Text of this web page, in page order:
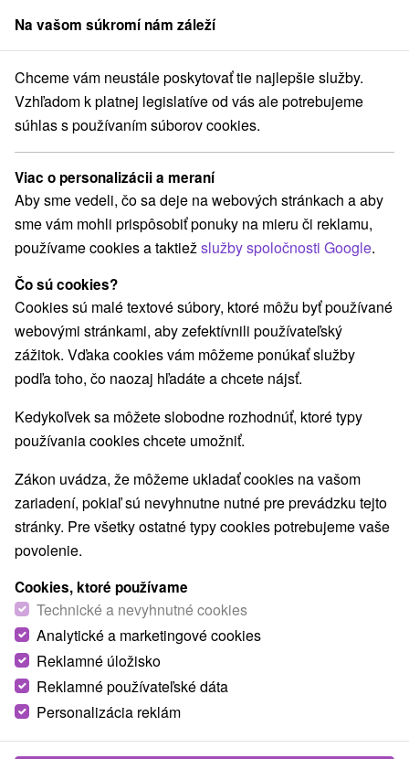
člen skupinySorger
Apartmány Stredné Slovensko Žilinský kraj Kvačany
Apartmány v Kvačanoch
Kategórie
Všetky kategórie
Apartmány(2) Chaty na prenájom(2)
Drevenice(3) Penzióny(1) Priváty(1)
Vyberte lokalitu alebo termín
VŠETKY NAJLACNEJŠIE NAJDRAHŠIE
Apartmán za Hostincom Kvačany
Na vašom súkromí nám záleží
Chceme vám neustále poskytovať tie najlepšie služby.
Vzhľadom k platnej legislatíve od vás ale potrebujeme
súhlas s používaním súborov cookies.
Viac o personalizácii a meraní
Aby sme vedeli, čo sa deje na webových stránkach a aby
sme vám mohli prispôsobiť ponuky na mieru či reklamu,
používame cookies a taktiežslužby spoločnosti Google.
Čo sú cookies?
Cookies sú malé textové súbory, ktoré môžu byť používané
webovými stránkami, aby zefektívnili používateľský
zážitok. Vďaka cookies vám môžeme ponúkať služby
podľa toho, čo naozaj hľadáte a chcete nájsť.
Kedykoľvek sa môžete slobodne rozhodnúť, ktoré typy
používania cookies chcete umožniť.
Zákon uvádza, že môžeme ukladať cookies na vašom
zariadení, pokiaľ sú nevyhnutne nutné pre prevádzku tejto
stránky. Pre všetky ostatné typy cookies potrebujeme vaše
povolenie.
Cookies, ktoré používame
Technické a nevyhnutné cookies
Analytické a marketingové cookies
Reklamné úložisko
Reklamné používateľské dáta
Personalizácia reklám